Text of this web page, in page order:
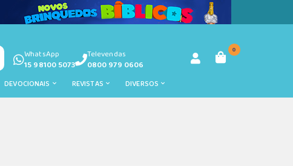
WhatsApp
15 98100 5073
Televendas
0800 979 0606
0
DEVOCIONAIS REVISTAS DIVERSOS